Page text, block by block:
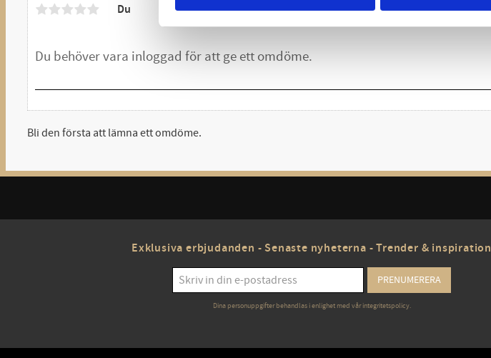
Du
Bli den första att lämna ett omdöme.
Exklusiva erbjudanden - Senaste nyheterna - Trender & inspiration
PRENUMERERA
Dina personuppgifter behandlas i enlighet med vårintegritetspolicy.